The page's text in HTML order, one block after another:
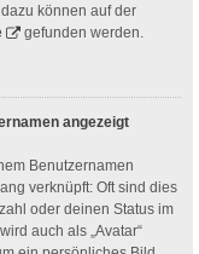
können auf der
gefunden werden.
angezeigt
Benutzernamen
verknüpft: Oft sind dies
oder deinen Status im
auch als „Avatar“